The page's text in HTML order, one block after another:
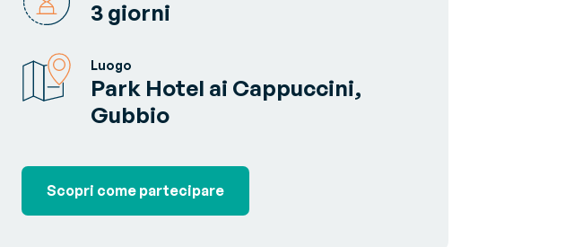
3 giorni
Luogo
Park Hotel ai Cappuccini,
Gubbio
Scopri come partecipare